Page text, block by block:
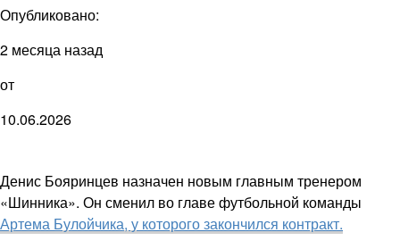
Опубликовано:
2 месяца назад
от
10.06.2026
Денис Бояринцев назначен новым главным тренером
«Шинника». Он сменил во главе футбольной команды
Артема Булойчика, у которого закончился контракт.